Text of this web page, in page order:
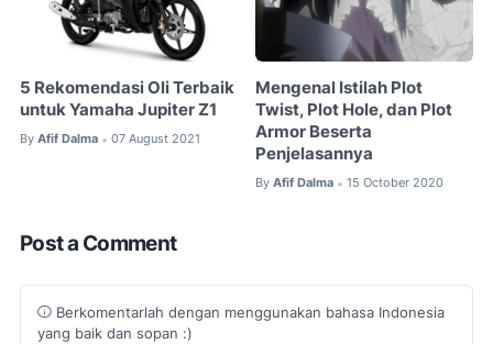
5 Rekomendasi Oli Terbaik
untuk Yamaha Jupiter Z1
By Afif Dalma • 07 August 2021
Mengenal Istilah Plot
Twist, Plot Hole, dan Plot
Armor Beserta
Penjelasannya
By Afif Dalma • 15 October 2020
Post a Comment
Berkomentarlah dengan menggunakan bahasa Indonesia
yang baik dan sopan :)